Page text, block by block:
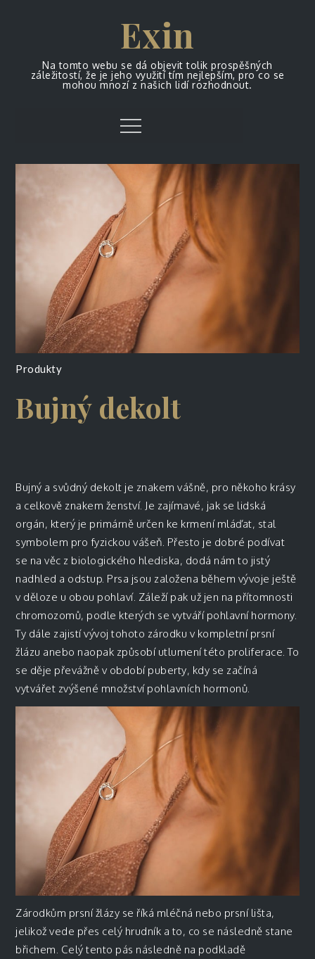
Exin
Na tomto webu se dá objevit tolik prospěšných
záležitostí, že je jeho využití tím nejlepším, pro co se
mohou mnozí z našich lidí rozhodnout.
Menu
Produkty
Bujný dekolt
Bujný a svůdný dekolt je znakem vášně, pro někoho krásy
a celkově znakem ženství. Je zajímavé, jak se lidská
orgán, který je primárně určen ke krmení mláďat, stal
symbolem pro fyzickou vášeň. Přesto je dobré podívat
se na věc z biologického hlediska, dodá nám to jistý
nadhled a odstup. Prsa jsou založena během vývoje ještě
v děloze u obou pohlaví. Záleží pak už jen na přítomnosti
chromozomů, podle kterých se vytváří pohlavní hormony.
Ty dále zajistí vývoj tohoto zárodku v kompletní prsní
žlázu anebo naopak způsobí utlumení této proliferace. To
se děje převážně v období puberty, kdy se začíná
vytvářet zvýšené množství pohlavních hormonů.
Zárodkům prsní žlázy se říká mléčná nebo prsní lišta,
jelikož vede přes celý hrudník a to, co se následně stane
břichem. Celý tento pás následně na podkladě